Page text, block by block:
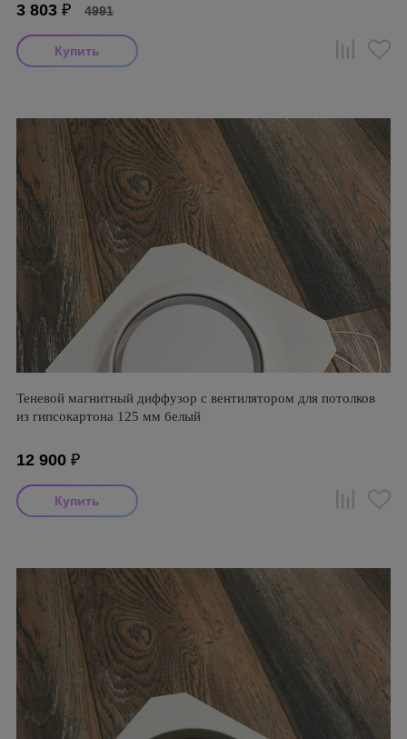
3 803 ₽ 4991
Теневой магнитный диффузор с вентилятором для потолков
из гипсокартона 125 мм белый
12 900 ₽